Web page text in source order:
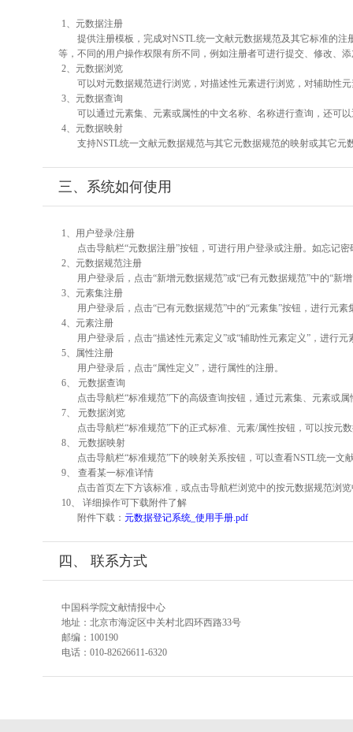
1、元数据注册
提供注册模板，完成对NSTL统一文献元数据规范及其它标准的
等，不同的用户操作权限有所不同，例如注册者可进行提交、修改、
2、元数据浏览
可以对元数据规范进行浏览，对描述性元素进行浏览，对辅助性
3、元数据查询
可以通过元素集、元素或属性的中文名称、名称进行查询，还可
4、元数据映射
支持NSTL统一文献元数据规范与其它元数据规范的映射或其它元
三、系统如何使用
1、用户登录/注册
点击导航栏“元数据注册”按钮，可进行用户登录或注册。如忘记
2、元数据规范注册
用户登录后，点击“新增元数据规范”或“已有元数据规范”中的“新
3、元素集注册
用户登录后，点击“已有元数据规范”中的“元素集”按钮，进行元素
4、元素注册
用户登录后，点击“描述性元素定义”或“辅助性元素定义”，进行元
5、属性注册
用户登录后，点击“属性定义”，进行属性的注册。
6、 元数据查询
点击导航栏“标准规范”下的高级查询按钮，通过元素集、元素或
7、 元数据浏览
点击导航栏“标准规范”下的正式标准、元素/属性按钮，可以按元
8、 元数据映射
点击导航栏“标准规范”下的映射关系按钮，可以查看NSTL统一文
9、 查看某一标准详情
点击首页左下方该标准，或点击导航栏浏览中的按元数据规范浏
10、 详细操作可下载附件了解
附件下载： 元数据登记系统_使用手册.pdf
四、 联系方式
中国科学院文献情报中心
地址：北京市海淀区中关村北四环西路33号
邮编：100190
电话：010-82626611-6320